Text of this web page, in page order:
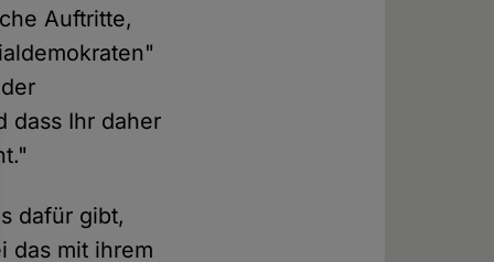
Auftritte,
dass Ihr daher
dafür gibt,
das mit ihrem